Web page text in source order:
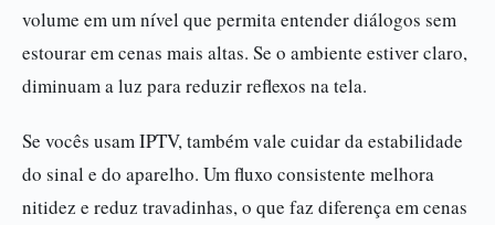
volume em um nível que permita entender diálogos sem
estourar em cenas mais altas. Se o ambiente estiver claro,
diminuam a luz para reduzir reflexos na tela.
Se vocês usam IPTV, também vale cuidar da estabilidade
do sinal e do aparelho. Um fluxo consistente melhora
nitidez e reduz travadinhas, o que faz diferença em cenas